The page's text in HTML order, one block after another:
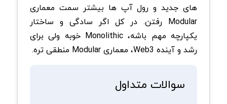
های جدید و رول آپ ها بیشتر سمت معماری
Modular رفتن. در کل اگر سادگی و ساختار
یکپارچه مهم باشه، Monolithic خوبه ولی برای
رشد و آینده Web3، معماری Modular منطقی تره.
سوالات متداول